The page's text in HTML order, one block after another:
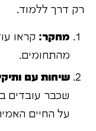
רק דרך ללמוד.
מחקר: קראו
מהתחומים.
שיחות עם
שכבר עובדים
על החיים